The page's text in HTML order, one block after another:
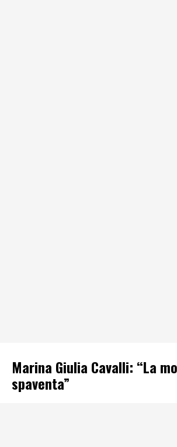
Marina Giulia Cavalli: “La
spaventa”